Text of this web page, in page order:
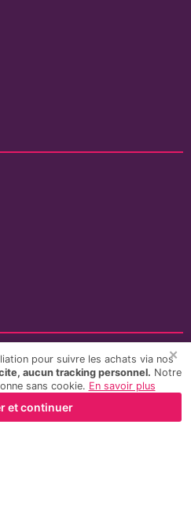
✕
pour suivre les achats via nos
aucun tracking personnel. Notre
sans cookie. En savoir plus
et continuer